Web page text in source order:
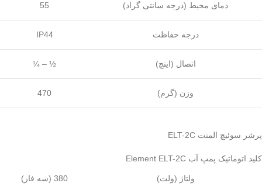
دمای محیط (درجه سانتی گراد) 55
درجه حفاظت IP44
اتصال (اینچ) ¼ – ½
وزن (گرم) 470
پرشر سوئیچ المنت ELT-2C
کلید اتوماتیک پمپ آب Element ELT-2C
ولتاژ (ولت) 380 (سه فاز)